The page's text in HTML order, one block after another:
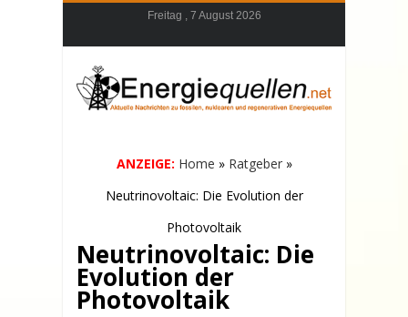
Freitag , 7 August 2026
ANZEIGE: Home » Ratgeber»
Neutrinovoltaic: Die Evolution der
Photovoltaik
Neutrinovoltaic: Die
Evolution der
Photovoltaik